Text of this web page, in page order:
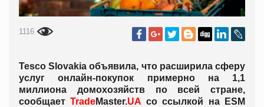
1116
Tesco Slovakia объявила, что расширила сферу
услуг онлайн-покупок примерно на 1,1
миллиона домохозяйств по всей стране,
сообщаетTradeMaster.UA со ссылкой на ESM